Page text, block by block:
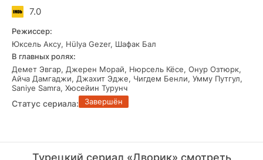
7.0
Режиссер:
Юксель Аксу, Hülya Gezer, Шафак Бал
В главных ролях:
Демет Эвгар, Джерен Морай, Нюрсель Кёсе, Онур Озтюрк,
Айча Дамгаджи, Джахит Эдже, Чигдем Бенли, Умму Путгул,
Saniye Samra, Хюсейин Турунч
Статус сериала: Завершён
Турецкий сериал «Дворик» смотреть